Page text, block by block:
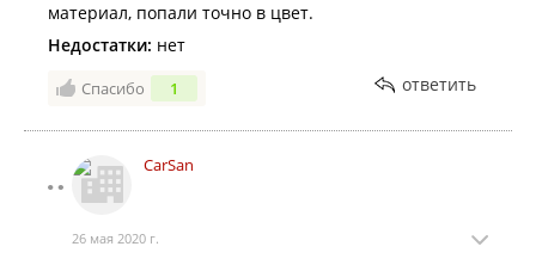
материал, попали точно в цвет.
Недостатки: нет
Спасибо 1 ответить
CarSan
26 мая 2020 г.